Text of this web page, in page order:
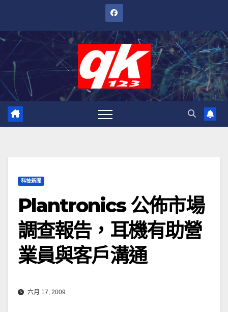
內
科技新聞
Plantronics 公佈市場
調查報告，耳機有助營
業員與客戶溝通
六月 17, 2009